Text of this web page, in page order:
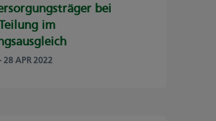
bei
im
28 APR 2022